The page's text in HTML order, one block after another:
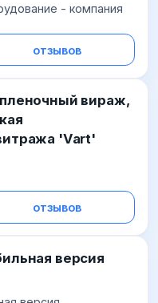
- компания
отзывов
вираж,
'Vart'
отзывов
версия